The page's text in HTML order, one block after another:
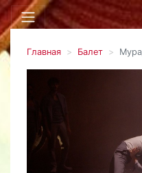
Главная Балет